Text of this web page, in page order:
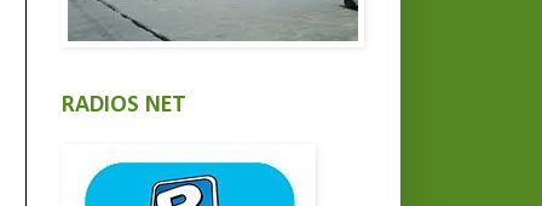
RADIOS NET